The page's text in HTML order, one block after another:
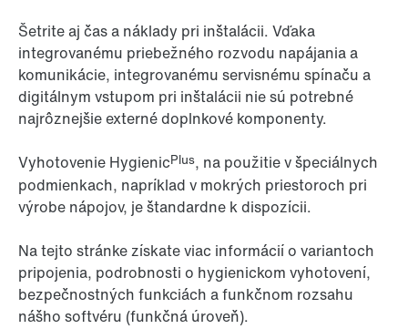
Šetrite aj čas a náklady pri inštalácii. Vďaka
integrovanému priebežného rozvodu napájania a
komunikácie, integrovanému servisnému spínaču a
digitálnym vstupom pri inštalácii nie sú potrebné
najrôznejšie externé doplnkové komponenty.
Vyhotovenie HygienicPlus, na použitie v špeciálnych
podmienkach, napríklad v mokrých priestoroch pri
výrobe nápojov, je štandardne k dispozícii.
Na tejto stránke získate viac informácií o variantoch
pripojenia, podrobnosti o hygienickom vyhotovení,
bezpečnostných funkciách a funkčnom rozsahu
nášho softvéru (funkčná úroveň).